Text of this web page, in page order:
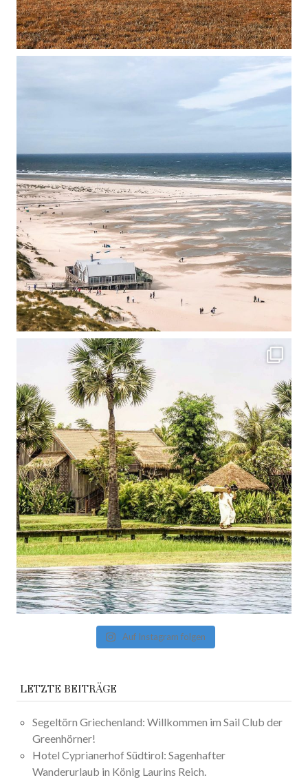
Auf Instagram folgen
LETZTE BEITRÄGE
Segeltörn Griechenland: Willkommen im Sail Club der
Greenhörner!
Hotel Cyprianerhof Südtirol: Sagenhafter
Wanderurlaub in König Laurins Reich.